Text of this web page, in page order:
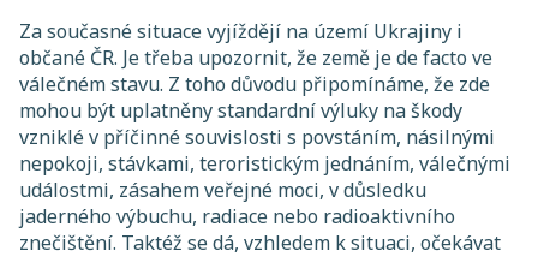
Za současné situace vyjíždějí na území Ukrajiny i
občané ČR. Je třeba upozornit, že země je de facto ve
válečném stavu. Z toho důvodu připomínáme, že zde
mohou být uplatněny standardní výluky na škody
vzniklé v příčinné souvislosti s povstáním, násilnými
nepokoji, stávkami, teroristickým jednáním, válečnými
událostmi, zásahem veřejné moci, v důsledku
jaderného výbuchu, radiace nebo radioaktivního
znečištění. Taktéž se dá, vzhledem k situaci, očekávat